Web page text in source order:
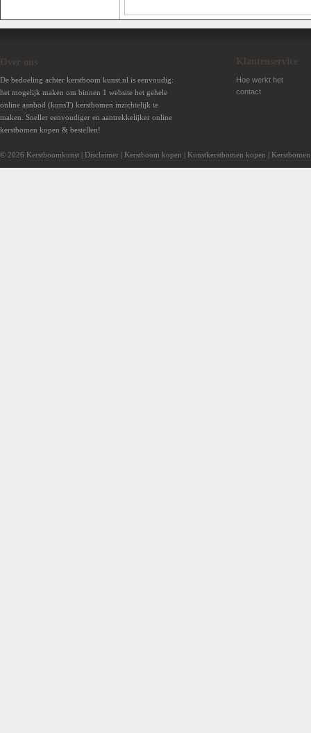
Over ons
De bedoeling achter kerstboom kunst.nl is eenvoudig:
het mogelijk maken om binnen 1 website het gehele
online aanbod (kunsT) kerstbomen inzichtelijk te
maken. Sneller eenvoudiger en aantrekkelijker online
kerstbomen kopen & bestellen!
Klantenservice
Hoe werkt het
contact
© 2026 Kerstboomkunst | Disclaimer | Kerstboom kopen | Kunstkerstbomen kopen |